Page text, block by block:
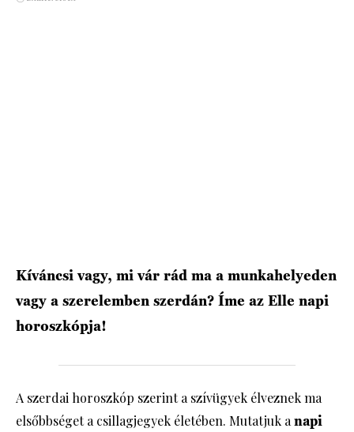
Kíváncsi vagy, mi vár rád ma a munkahelyeden
vagy a szerelemben szerdán? Íme az Elle napi
horoszkópja!
A szerdai horoszkóp szerint a szívügyek élveznek ma
elsőbbséget a csillagjegyek életében. Mutatjuk anapi